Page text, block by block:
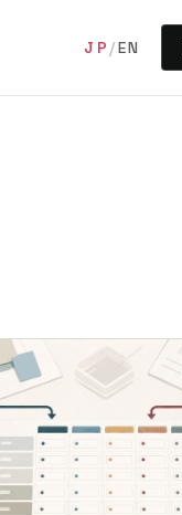
JP /EN